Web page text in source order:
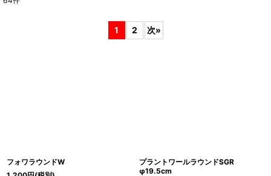
1 2 次»
フォワラウンドW
プラントワールラウンドSGR
φ19.5cm